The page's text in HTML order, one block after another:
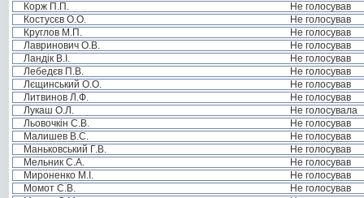
Корж П.П.
Не голосував
Костусєв О.О.
Не голосував
Круглов М.П.
Не голосував
Лавринович О.В.
Не голосував
Ландік В.І.
Не голосував
Лебедєв П.В.
Не голосував
Лєщинський О.О.
Не голосував
Литвинов Л.Ф.
Не голосував
Лукаш О.Л.
Не голосувала
Льовочкін С.В.
Не голосував
Малишев В.С.
Не голосував
Маньковський Г.В.
Не голосував
Мельник С.А.
Не голосував
Мироненко М.І.
Не голосував
Момот С.В.
Не голосував